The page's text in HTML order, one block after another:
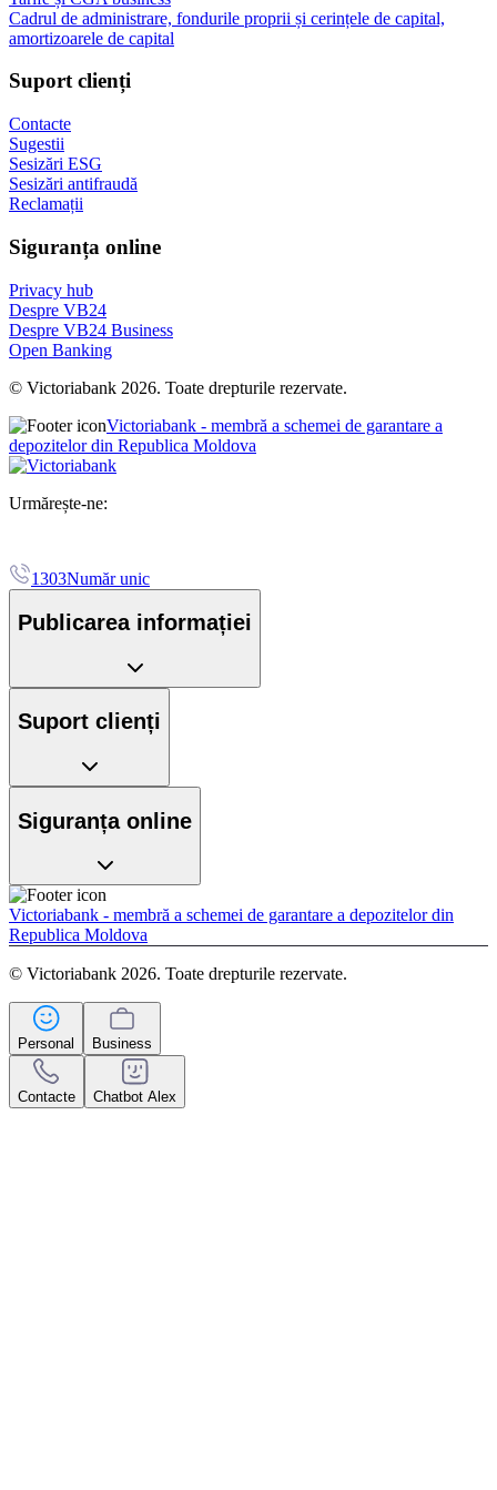
Cadrul de administrare, fondurile proprii și cerințele de capital,
amortizoarele de capital
Suport clienți
Contacte
Sugestii
Sesizări ESG
Sesizări antifraudă
Reclamații
Siguranța online
Privacy hub
Despre VB24
Despre VB24 Business
Open Banking
© Victoriabank 2026. Toate drepturile rezervate.
Victoriabank - membră a schemei de garantare a
depozitelor din Republica Moldova
Urmărește-ne:
1303Număr unic
Publicarea informației
Suport clienți
Siguranța online
Victoriabank - membră a schemei de garantare a depozitelor din
Republica Moldova
© Victoriabank 2026. Toate drepturile rezervate.
Personal Business
Contacte Chatbot Alex